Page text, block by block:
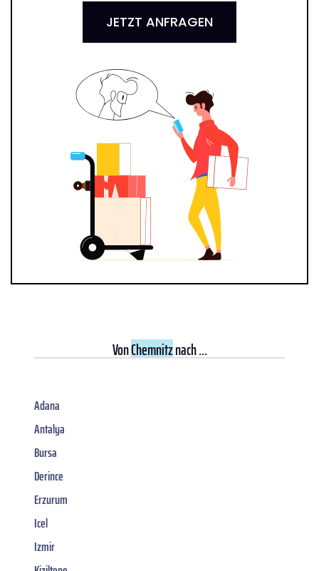
JETZT ANFRAGEN
VonChemnitznach ...
Adana
Antalya
Bursa
Derince
Erzurum
Icel
Izmir